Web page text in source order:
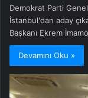
Demokrat Parti
İstanbul'dan aday
Başkanı Ekrem
Devamını Oku »